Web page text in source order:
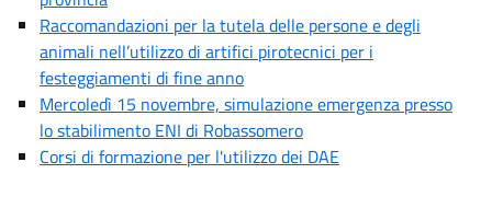
Raccomandazioni per la tutela delle persone e degli
animali nell’utilizzo di artifici pirotecnici per i
festeggiamenti di fine anno
Mercoledì 15 novembre, simulazione emergenza presso
lo stabilimento ENI di Robassomero
Corsi di formazione per l'utilizzo dei DAE